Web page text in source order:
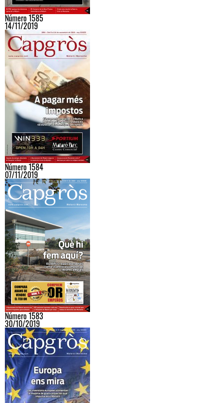
Número 1585
14/11/2019
Número 1584
07/11/2019
Número 1583
30/10/2019